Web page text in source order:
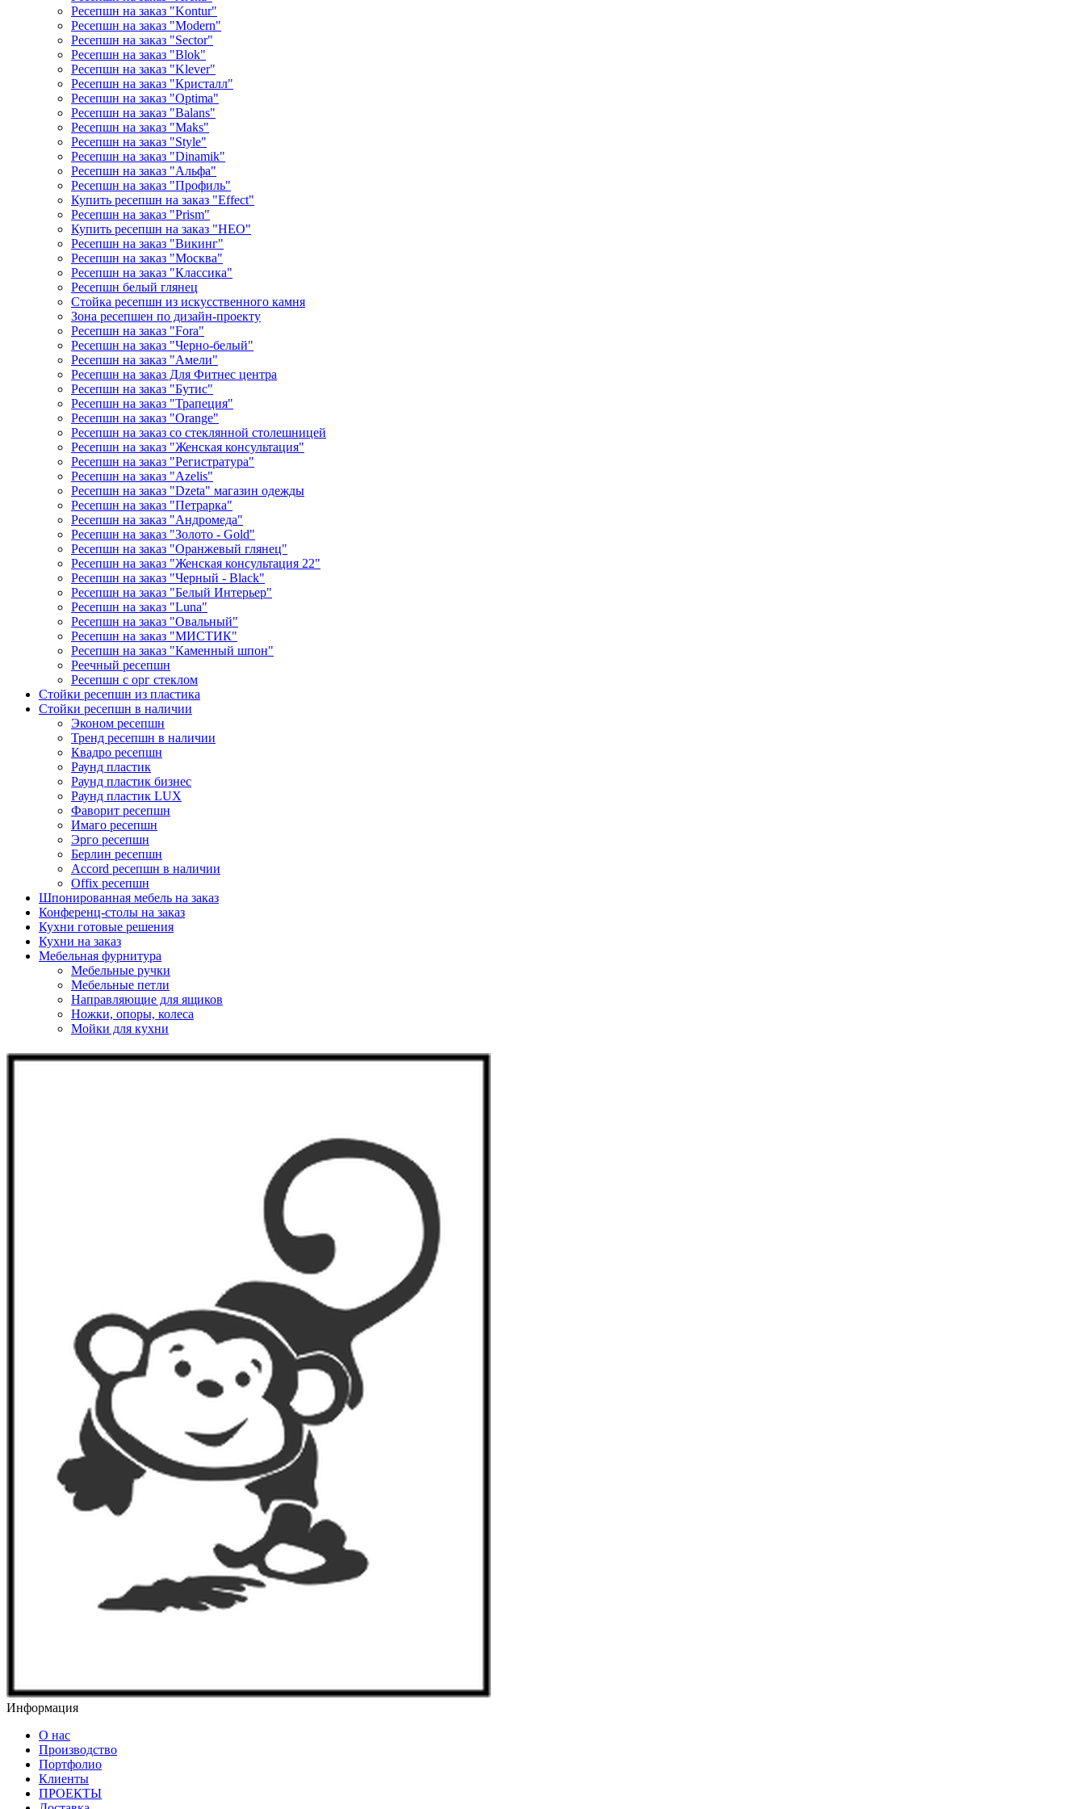
Ресепшн на заказ "Kontur"
Ресепшн на заказ "Modern"
Ресепшн на заказ "Sector"
Ресепшн на заказ "Blok"
Ресепшн на заказ "Klever"
Ресепшн на заказ "Кристалл"
Ресепшн на заказ "Optima"
Ресепшн на заказ "Balans"
Ресепшн на заказ "Maks"
Ресепшн на заказ "Style"
Ресепшн на заказ "Dinamik"
Ресепшн на заказ "Альфа"
Ресепшн на заказ "Профиль"
Купить ресепшн на заказ "Effect"
Ресепшн на заказ "Prism"
Купить ресепшн на заказ "НЕО"
Ресепшн на заказ "Викинг"
Ресепшн на заказ "Москва"
Ресепшн на заказ "Классика"
Ресепшн белый глянец
Стойка ресепшн из искусственного камня
Зона ресепшен по дизайн-проекту
Ресепшн на заказ "Fora"
Ресепшн на заказ "Черно-белый"
Ресепшн на заказ "Амели"
Ресепшн на заказ Для Фитнес центра
Ресепшн на заказ "Бутис"
Ресепшн на заказ "Трапеция"
Ресепшн на заказ "Orange"
Ресепшн на заказ со стеклянной столешницей
Ресепшн на заказ "Женская консультация"
Ресепшн на заказ "Регистратура"
Ресепшн на заказ "Azelis"
Ресепшн на заказ "Dzeta" магазин одежды
Ресепшн на заказ "Петрарка"
Ресепшн на заказ "Андромеда"
Ресепшн на заказ "Золото - Gold"
Ресепшн на заказ "Оранжевый глянец"
Ресепшн на заказ "Женская консультация 22"
Ресепшн на заказ "Черный - Black"
Ресепшн на заказ "Белый Интерьер"
Ресепшн на заказ "Luna"
Ресепшн на заказ "Овальный"
Ресепшн на заказ "МИСТИК"
Ресепшн на заказ "Каменный шпон"
Реечный ресепшн
Ресепшн с орг стеклом
Стойки ресепшн из пластика
Стойки ресепшн в наличии
Эконом ресепшн
Тренд ресепшн в наличии
Квадро ресепшн
Раунд пластик
Раунд пластик бизнес
Раунд пластик LUX
Фаворит ресепшн
Имаго ресепшн
Эрго ресепшн
Берлин ресепшн
Accord ресепшн в наличии
Offix ресепшн
Шпонированная мебель на заказ
Конференц-столы на заказ
Кухни готовые решения
Кухни на заказ
Мебельная фурнитура
Мебельные ручки
Мебельные петли
Направляющие для ящиков
Ножки, опоры, колеса
Мойки для кухни
Информация
О нас
Производство
Портфолио
Клиенты
ПРОЕКТЫ